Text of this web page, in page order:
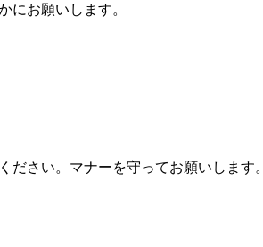
にお願いします。
さい。マナーを守ってお願いします。